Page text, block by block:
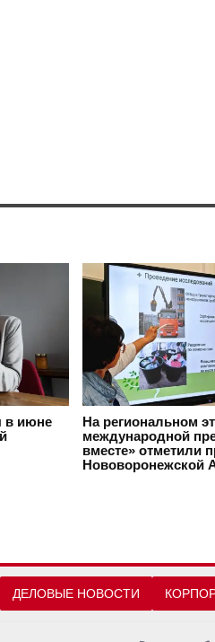
в июне
На региональном
международной
вместе» отметили
Нововоронежской
ДЕЛОВЫЕ НОВОСТИ